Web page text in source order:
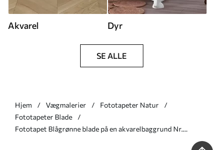
Akvarel Dyr
SE ALLE
Hjem Vægmalerier
Fototapeter Natur
Fototapeter Blade
Fototapet Blågrønne blade på en akvarelbaggrund Nr.